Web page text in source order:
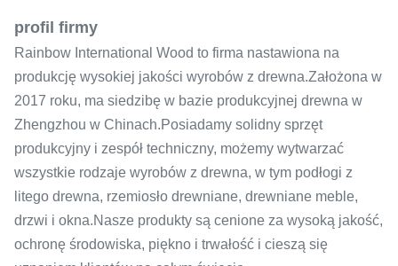
profil firmy
Rainbow International Wood to firma nastawiona na
produkcję wysokiej jakości wyrobów z drewna.Założona w
2017 roku, ma siedzibę w bazie produkcyjnej drewna w
Zhengzhou w Chinach.Posiadamy solidny sprzęt
produkcyjny i zespół techniczny, możemy wytwarzać
wszystkie rodzaje wyrobów z drewna, w tym podłogi z
litego drewna, rzemiosło drewniane, drewniane meble,
drzwi i okna.Nasze produkty są cenione za wysoką jakość,
ochronę środowiska, piękno i trwałość i cieszą się